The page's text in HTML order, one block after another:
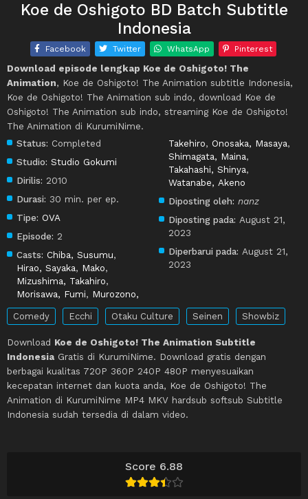
Score 6.88
Koe de Oshigoto BD Batch Subtitle
Indonesia
Facebook Twitter WhatsApp Pinterest
Download episode lengkap Koe de Oshigoto! The
Animation, Koe de Oshigoto! The Animation subtitle Indonesia,
Koe de Oshigoto! The Animation sub indo, download Koe de
Oshigoto! The Animation sub indo, streaming Koe de Oshigoto!
The Animation di KurumiNime.
Status: Completed
Studio: Studio Gokumi
Dirilis: 2010
Durasi: 30 min. per ep.
Tipe: OVA
Episode: 2
Casts: Chiba, Susumu,
Hirao, Sayaka, Mako,
Mizushima, Takahiro,
Morisawa, Fumi, Murozono,
Takehiro, Onosaka, Masaya,
Shimagata, Maina,
Takahashi, Shinya,
Watanabe, Akeno
Diposting oleh: nanz
Diposting pada: August 21,
2023
Diperbarui pada: August 21,
2023
Comedy Ecchi Otaku Culture Seinen Showbiz
Download Koe de Oshigoto! The Animation Subtitle
Indonesia Gratis di KurumiNime. Download gratis dengan
berbagai kualitas 720P 360P 240P 480P menyesuaikan
kecepatan internet dan kuota anda, Koe de Oshigoto! The
Animation di KurumiNime MP4 MKV hardsub softsub Subtitle
Indonesia sudah tersedia di dalam video.